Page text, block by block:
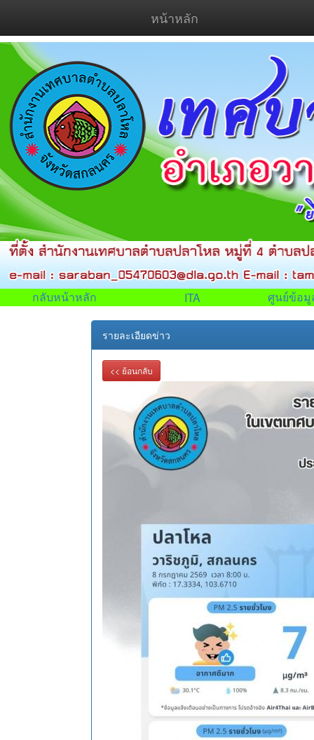
หน้าหลัก
กลับหน้าหลัก ITA ศูนย์ข้อมู
รายละเอียดข่าว
<< ย้อนกลับ